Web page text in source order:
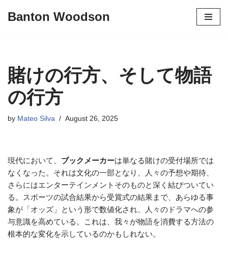
Banton Woodson
賭けの行方、そして物語
の行方
by Mateo Silva August 26, 2025
現代において、 ブックメーカーは単なる賭けの受付場所では
なくなった。それは文化の一部となり、人々の予想や期待、
さらにはエンターテインメントそのものと深く結びついてい
る。スポーツの試合結果から受賞式の結果まで、あらゆる事
象が「オッズ」という形で数値化され、人々のドラマへの参
与意識を高めている。これは、我々が物語を消費する方法の
根本的な変化を示しているのかもしれない。